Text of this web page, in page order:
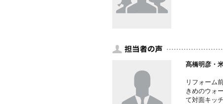
髙橋明彦・
リフォーム
きめのウォ
て対面キッ